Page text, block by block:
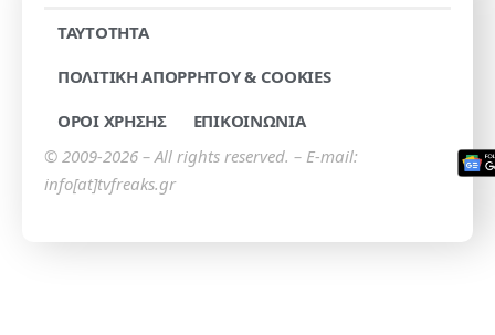
TAYTOTHTA
ΠΟΛΙΤΙΚΗ ΑΠΟΡΡΗΤΟΥ & COOKIES
ΟΡΟΙ ΧΡΗΣΗΣ
ΕΠΙΚΟΙΝΩΝΙΑ
© 2009-2026 – All rights reserved. – E-mail:
info[at]tvfreaks.gr